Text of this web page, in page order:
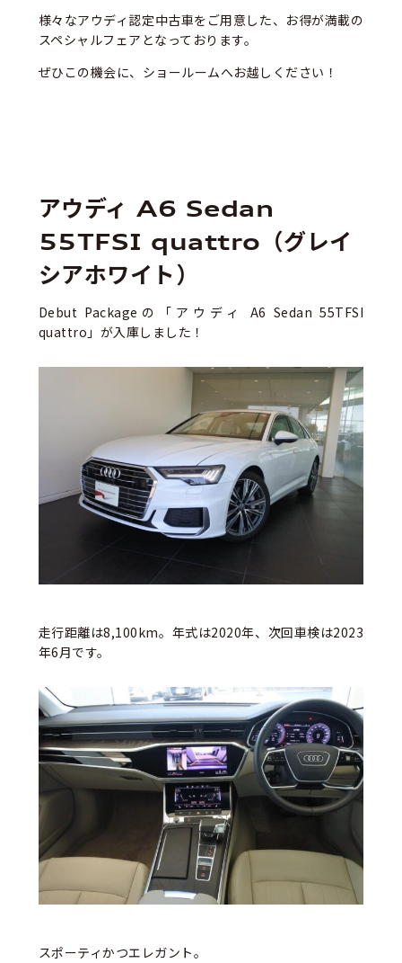
様々なアウディ認定中古車をご用意した、お得が満載の
スペシャルフェアとなっております。
ぜひこの機会に、ショールームへお越しください！
アウディ A6 Sedan
55TFSI quattro（グレイ
シアホワイト）
Debut Packageの「アウディ A6 Sedan 55TFSI
quattro」が入庫しました！
走行距離は8,100km。年式は2020年、次回車検は2023
年6月です。
スポーティかつエレガント。